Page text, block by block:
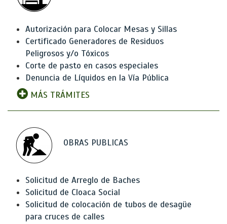
Autorización para Colocar Mesas y Sillas
Certificado Generadores de Residuos
Peligrosos y/o Tóxicos
Corte de pasto en casos especiales
Denuncia de Líquidos en la Vía Pública
MÁS TRÁMITES
OBRAS PUBLICAS
Solicitud de Arreglo de Baches
Solicitud de Cloaca Social
Solicitud de colocación de tubos de desagüe
para cruces de calles